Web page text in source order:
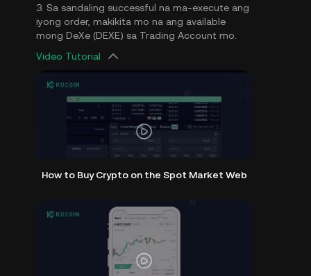
3. Sa sandaling successful na ma-execute ang
iyong order, makikita mo na ang available
mong DeXe (DEXE) sa Trading Account mo.
Video Tutorial
How to Buy Crypto on the Spot Market Web